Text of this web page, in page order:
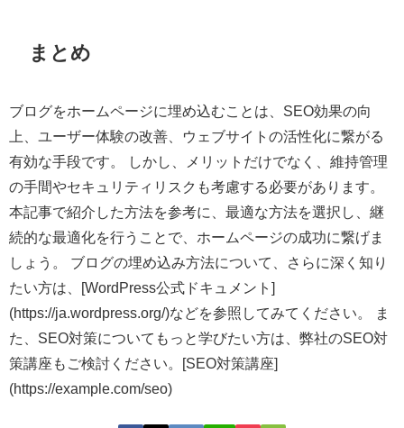
まとめ
ブログをホームページに埋め込むことは、SEO効果の向
上、ユーザー体験の改善、ウェブサイトの活性化に繋がる
有効な手段です。 しかし、メリットだけでなく、維持管理
の手間やセキュリティリスクも考慮する必要があります。
本記事で紹介した方法を参考に、最適な方法を選択し、継
続的な最適化を行うことで、ホームページの成功に繋げま
しょう。 ブログの埋め込み方法について、さらに深く知り
たい方は、[WordPress公式ドキュメント]
(https://ja.wordpress.org/)などを参照してみてください。 ま
た、SEO対策についてもっと学びたい方は、弊社のSEO対
策講座もご検討ください。[SEO対策講座]
(https://example.com/seo)